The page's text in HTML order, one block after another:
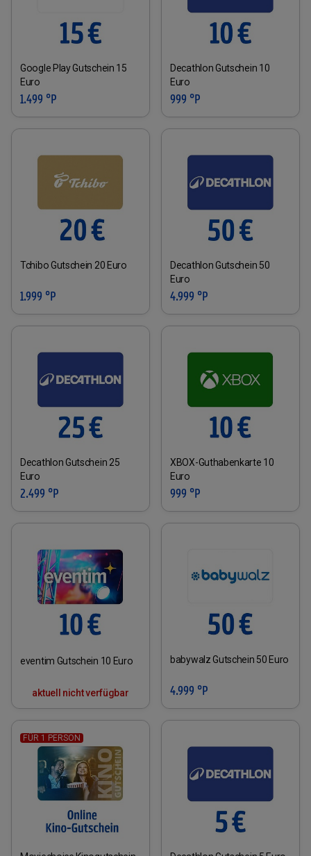
Google Play Gutschein 15
Euro
1.499 °P
Decathlon Gutschein 10
Euro
999 °P
Tchibo Gutschein 20 Euro
1.999 °P
Decathlon Gutschein 50
Euro
4.999 °P
Decathlon Gutschein 25
Euro
2.499 °P
XBOX-Guthabenkarte 10
Euro
999 °P
eventim Gutschein 10 Euro
aktuell nicht verfügbar
babywalz Gutschein 50 Euro
4.999 °P
FÜR 1 PERSON